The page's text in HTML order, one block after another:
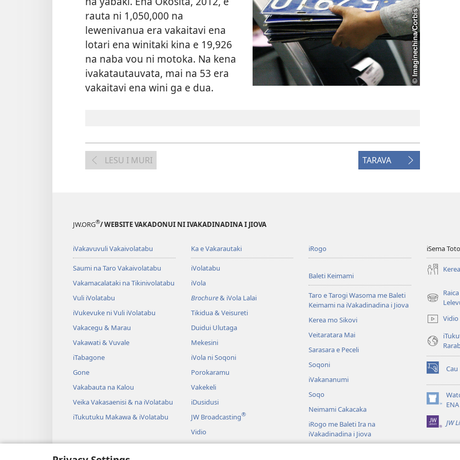
rauta ni 1,050,000 na
lewenivanua era vakaitavi ena
lotari ena winitaki kina e 19,926
na naba vou ni motoka. Na kena
ivakatautauvata, mai na 53 era
vakaitavi ena wini ga e dua.
LESU I MURI TARAVA
JW.ORG®/ WEBSITE VAKADONUI NI IVAKADINADINA I JIOVA
iVakavuvuli Vakaivolatabu
Saumi na Taro Vakaivolatabu
Vakamacalataki na Tikinivolatabu
Vuli iVolatabu
iVukevuke ni Vuli iVolatabu
Vakacegu & Marau
Vakawati & Vuvale
iTabagone
Gone
Vakabauta na Kalou
Veika Vakasaenisi & na iVolatabu
iTukutuku Makawa & iVolatabu
Ka e Vakarautaki
iVolatabu
iVola
Brochure& iVola Lalai
Tikidua & Veisureti
Duidui Ulutaga
Mekesini
iVola ni Soqoni
Porokaramu
Vakekeli
iDusidusi
JW Broadcasting®
Vidio
iVakatagi
iRogo
Baleti Keimami
Taro e Tarogi Wasoma me Baleti
Keimami na iVakadinadina i Jiova
Kerea mo Sikovi
Veitaratara Mai
Sarasara e Peceli
Soqoni
iVakananumi
Soqo
Neimami Cakacaka
iRogo me Baleti Ira na
iVakadinadina i Jiova
iSema
(opens
window)
Vidio
Cau
(opens
new
window)
(opens
new
window)
JW